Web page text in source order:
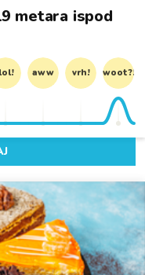
metara ispod
lol! aww vrh! woot?!